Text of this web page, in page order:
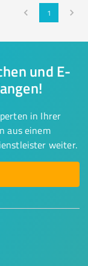
1
und E-
in Ihrer
aus einem
weiter.